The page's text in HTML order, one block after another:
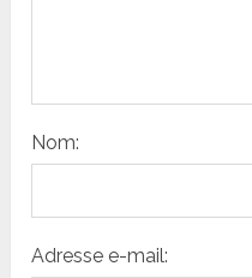
Nom:
Adresse e-mail: